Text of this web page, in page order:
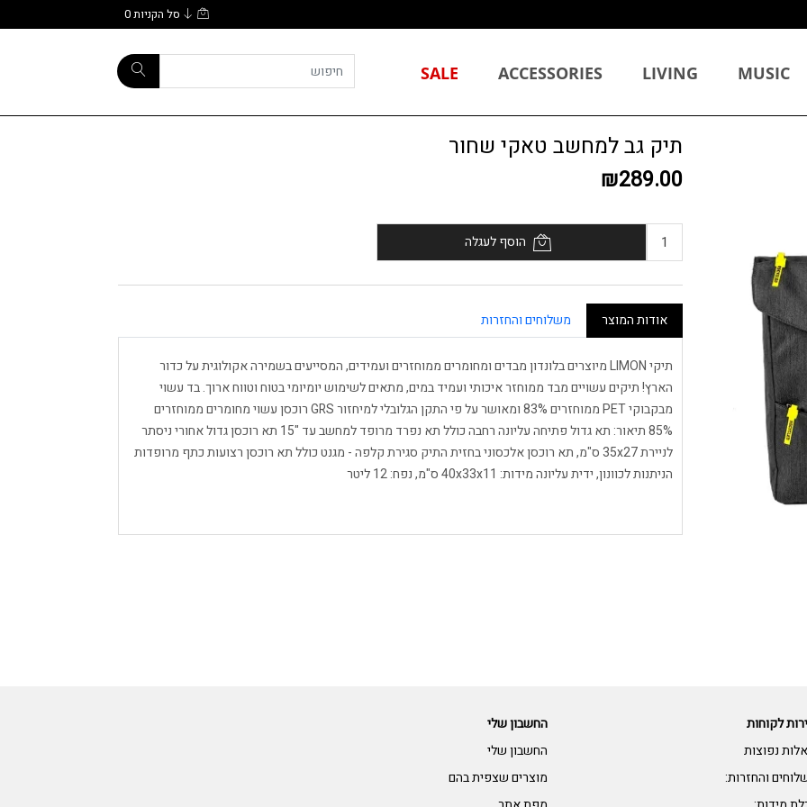
סל הקניות0
MUSIC
LIVING
ACCESSORIES
SALE
תיק גב למחשב טאקי שחור
₪289.00
הוסף לעגלה
אודות המוצר משלוחים והחזרות
תיקי LIMON מיוצרים בלונדון מבדים ומחומרים ממוחזרים ועמידים, המסייעים בשמירה אקולוגית על כדור
הארץ! תיקים עשויים מבד ממוחזר איכותי ועמיד במים, מתאים לשימוש יומיומי בטוח וטווח ארוך. בד עשוי
מבקבוקי PET ממוחזרים 83% ומאושר על פי התקן הגלובלי למיחזור GRS רוכסן עשוי מחומרים ממוחזרים
85% תיאור: תא גדול פתיחה עליונה רחבה כולל תא נפרד מרופד למחשב עד "15 תא רוכסן גדול אחורי ניסתר
לניירת 35x27 ס"מ, תא רוכסן אלכסוני בחזית התיק סגירת קלפה - מגנט כולל תא רוכסן רצועות כתף מרופדות
הניתנות לכוונון, ידית עליונה מידות: 40x33x11 ס"מ, נפח: 12 ליטר
לקוחות
נפוצות
והחזרות:
החשבון שלי
החשבון שלי
מוצרים שצפית בהם